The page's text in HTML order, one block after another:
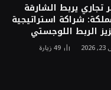
تجاري يربط الشارقة
شراكة استراتيجية
الربط اللوجستي
49زيارة